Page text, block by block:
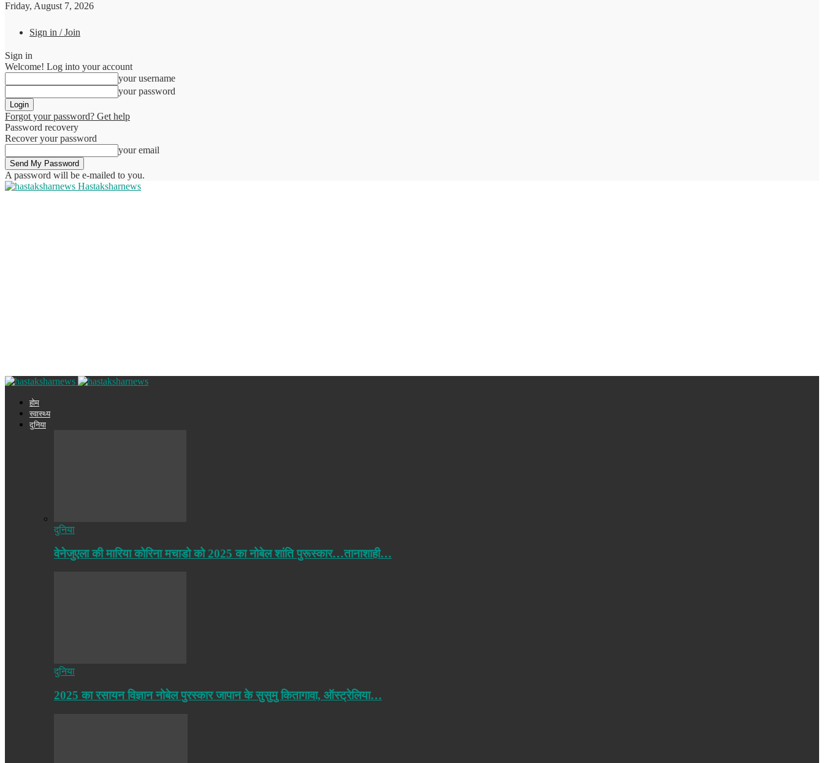
Friday, August 7, 2026
Sign in / Join
Sign in
Welcome! Log into your account
your username
your password
Forgot your password? Get help
Password recovery
Recover your password
your email
A password will be e-mailed to you.
Hastaksharnews
होम
स्वास्थ्य
दुनिया
दुनिया
वेनेजुएला की मारिया कोरिना मचाडो को 2025 का नोबेल शांति पुरूस्कार…तानाशाही…
दुनिया
2025 का रसायन विज्ञान नोबेल पुरस्कार जापान के सुसुमु कितागावा, ऑस्ट्रेलिया…